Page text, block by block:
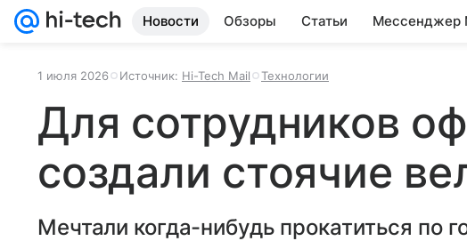
Новости Обзоры Статьи Мессенджер
1 июля 2026 Источник: Hi-Tech Mail Технологии
Для сотрудников
создали стоячие
Мечтали когда-нибудь прокатиться по